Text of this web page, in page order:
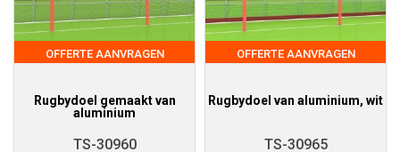
OFFERTE AANVRAGEN
Rugbydoel gemaakt van
aluminium
TS-30960
OFFERTE AANVRAGEN
Rugbydoel van aluminium, wit
TS-30965